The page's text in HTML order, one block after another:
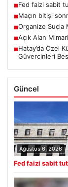
■Fed faizi sabit
■Maçın bitişi
■Organize Suçla
■Açık Alan
■Hatay’da Özel
Güvercinleri
Güncel
Ağustos 6, 2026
Fed faizi sabit